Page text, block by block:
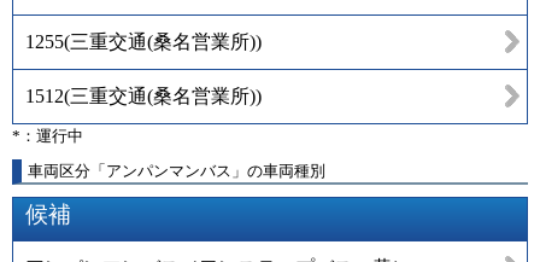
1255(三重交通(桑名営業所))
1512(三重交通(桑名営業所))
*：運行中
車両区分「アンパンマンバス」の車両種別
候補